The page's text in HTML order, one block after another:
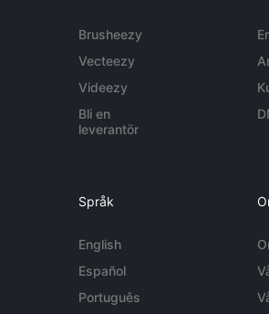
Brusheezy
Vecteezy
Videezy
Bli en
leverantör
Språk
English
Español
Português